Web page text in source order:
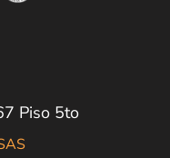
Piso 5to